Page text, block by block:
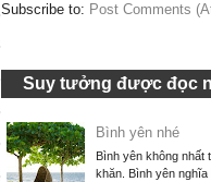
Subscribe to: Post Comments
Suy tưởng được đọc
Bình yên nhé
Bình yên không nhất
khăn. Bình yên nghĩa